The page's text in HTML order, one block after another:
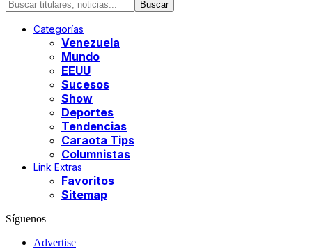
Categorías
Venezuela
Mundo
EEUU
Sucesos
Show
Deportes
Tendencias
Caraota Tips
Columnistas
Link Extras
Favoritos
Sitemap
Síguenos
Advertise